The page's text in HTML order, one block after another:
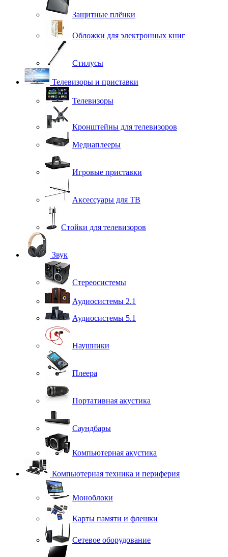
Защитные плёнки
Обложки для электронных книг
Стилусы
Телевизоры и приставки
Телевизоры
Кронштейны для телевизоров
Медиаплееры
Игровые приставки
Аксессуары для ТВ
Стойки для телевизоров
Звук
Стереосистемы
Аудиосистемы 2.1
Аудиосистемы 5.1
Наушники
Плеера
Портативная акустика
Саундбары
Компьютерная акустика
Компьютерная техника и периферия
Моноблоки
Карты памяти и флешки
Сетевое оборудование